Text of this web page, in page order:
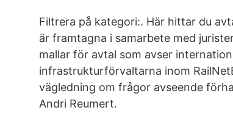
Filtrera på kategori:. Här hittar du
är framtagna i samarbete med
mallar för avtal som avser
infrastrukturförvaltarna inom
vägledning om frågor avseende
Andri Reumert.